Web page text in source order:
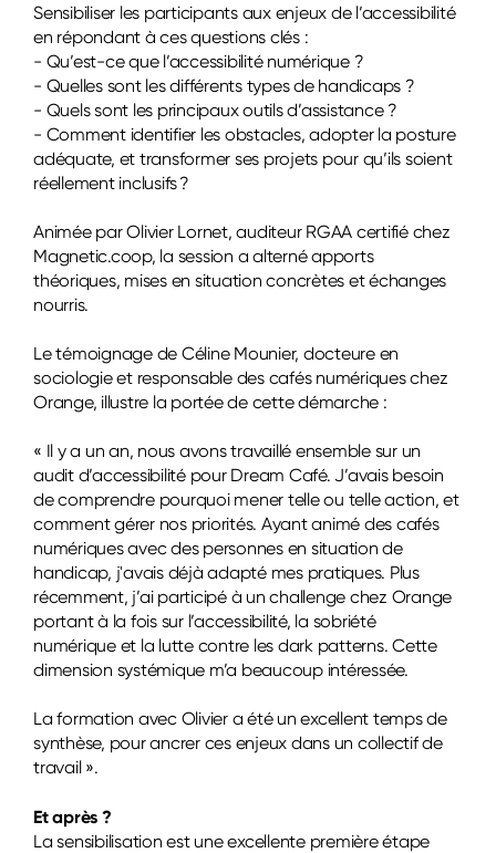
Sensibiliser les participants aux enjeux de l’accessibilité
en répondant à ces questions clés :
- Qu’est-ce que l’accessibilité numérique ?
- Quelles sont les différents types de handicaps ?
- Quels sont les principaux outils d’assistance ?
- Comment identifier les obstacles, adopter la posture
adéquate, et transformer ses projets pour qu’ils soient
réellement inclusifs ?
Animée par Olivier Lornet, auditeur RGAA certifié chez
Magnetic.coop, la session a alterné apports
théoriques, mises en situation concrètes et échanges
nourris.
Le témoignage de Céline Mounier, docteure en
sociologie et responsable des cafés numériques chez
Orange, illustre la portée de cette démarche :
« Il y a un an, nous avons travaillé ensemble sur un
audit d’accessibilité pour Dream Café. J’avais besoin
de comprendre pourquoi mener telle ou telle action, et
comment gérer nos priorités. Ayant animé des cafés
numériques avec des personnes en situation de
handicap, j'avais déjà adapté mes pratiques. Plus
récemment, j’ai participé à un challenge chez Orange
portant à la fois sur l’accessibilité, la sobriété
numérique et la lutte contre les dark patterns. Cette
dimension systémique m’a beaucoup intéressée.
La formation avec Olivier a été un excellent temps de
synthèse, pour ancrer ces enjeux dans un collectif de
travail ».
Et après ?
La sensibilisation est une excellente première étape